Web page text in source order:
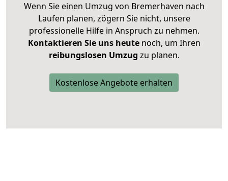
Wenn Sie einen Umzug von Bremerhaven nach
Laufen planen, zögern Sie nicht, unsere
professionelle Hilfe in Anspruch zu nehmen.
Kontaktieren Sie uns heutenoch, um Ihren
reibungslosen Umzug zu planen.
Kostenlose Angebote erhalten